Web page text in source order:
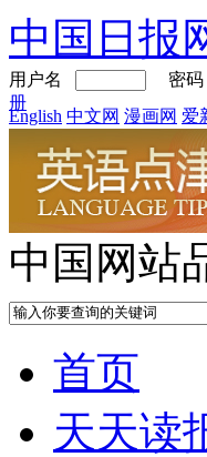
中国日报
用户名 密码
册
English 中文网 漫画网 爱
中国网站
首页
天天读